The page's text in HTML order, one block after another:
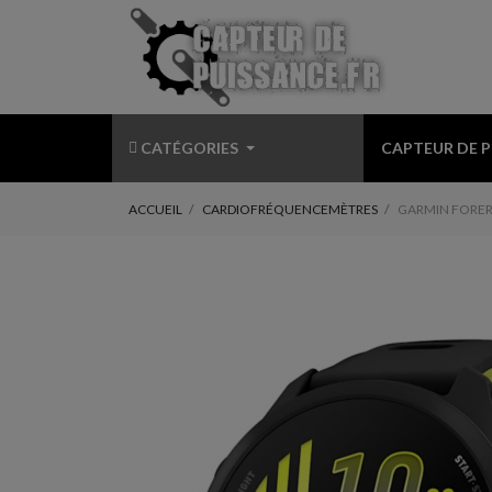
CATÉGORIES CAPTEUR DE
ACCUEIL CARDIOFRÉQUENCEMÈTRES GARMIN